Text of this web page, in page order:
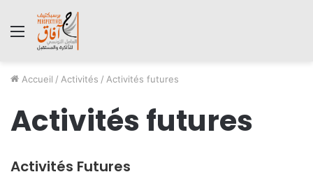
Menu
Accueil / Activités / Activités futures
Activités futures
Activités Futures